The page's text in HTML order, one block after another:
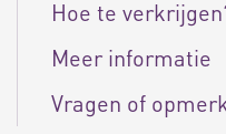
Hoe te
Meer informatie
Vragen of